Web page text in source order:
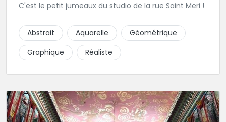
C'est le petit jumeaux du studio de la rue Saint Meri !
Abstrait Aquarelle
Géométrique
Graphique
Réaliste